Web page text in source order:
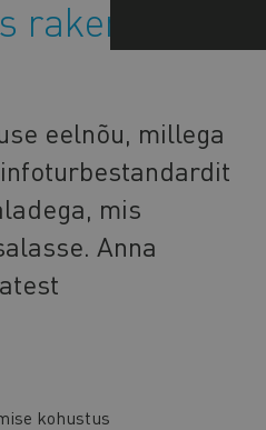
eelnõu, millega
mis
Anna
kohustus